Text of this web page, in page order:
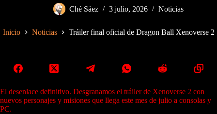
Ché Sáez 3 julio, 2026 Noticias
Inicio Noticias Tráiler final oficial de Dragon Ball Xenoverse 2
El desenlace definitivo. Desgranamos el tráiler de Xenoverse 2 con
nuevos personajes y misiones que llega este mes de julio a consolas y
PC.